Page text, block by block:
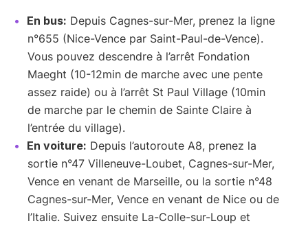
En bus: Depuis Cagnes-sur-Mer, prenez la ligne
n°655 (Nice-Vence par Saint-Paul-de-Vence).
Vous pouvez descendre à l’arrêt Fondation
Maeght (10-12min de marche avec une pente
assez raide) ou à l’arrêt St Paul Village (10min
de marche par le chemin de Sainte Claire à
l’entrée du village).
En voiture: Depuis l’autoroute A8, prenez la
sortie n°47 Villeneuve-Loubet, Cagnes-sur-Mer,
Vence en venant de Marseille, ou la sortie n°48
Cagnes-sur-Mer, Vence en venant de Nice ou de
l’Italie. Suivez ensuite La-Colle-sur-Loup et